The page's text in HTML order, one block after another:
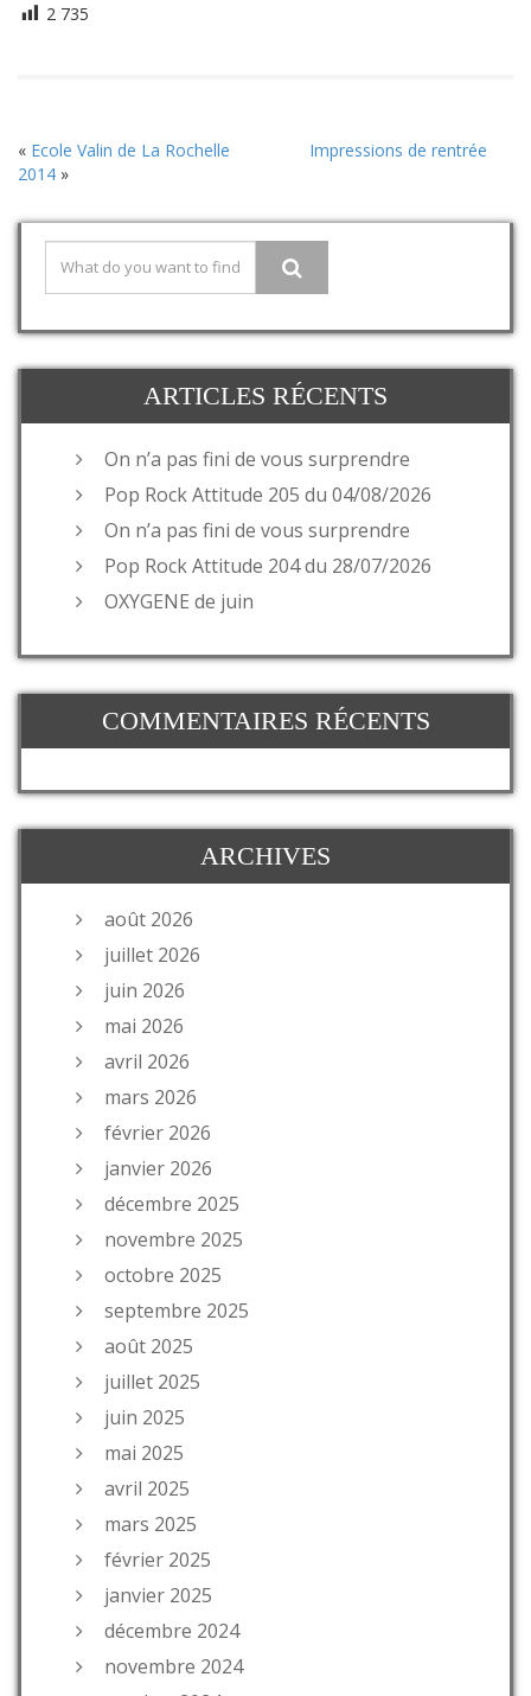
2 735
« Ecole Valin de La Rochelle
Impressions de rentrée
2014 »
ARTICLES RÉCENTS
On n’a pas fini de vous surprendre
Pop Rock Attitude 205 du 04/08/2026
On n’a pas fini de vous surprendre
Pop Rock Attitude 204 du 28/07/2026
OXYGENE de juin
COMMENTAIRES RÉCENTS
ARCHIVES
août 2026
juillet 2026
juin 2026
mai 2026
avril 2026
mars 2026
février 2026
janvier 2026
décembre 2025
novembre 2025
octobre 2025
septembre 2025
août 2025
juillet 2025
juin 2025
mai 2025
avril 2025
mars 2025
février 2025
janvier 2025
décembre 2024
novembre 2024